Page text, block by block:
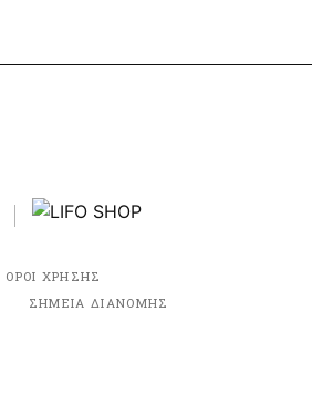
ΟΡΟΙ ΧΡΗΣΗΣ
ΣΗΜΕΙΑ ΔΙΑΝΟΜΗΣ